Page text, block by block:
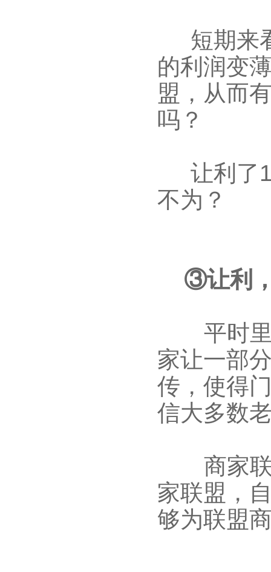
短期来
的利润变
盟 ，从而
吗？
让利了
不为？
③让利
平时里
家让一部
传，使得
信大多数
商家联
家联盟，
够为联盟